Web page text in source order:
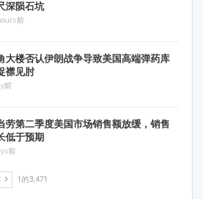
深陨石坑
前
大楼否认伊朗战争导致美国高端弹药库
襟见肘
前
劳第二季度美国市场销售额放缓，销售
低于预期
前
1的3,471